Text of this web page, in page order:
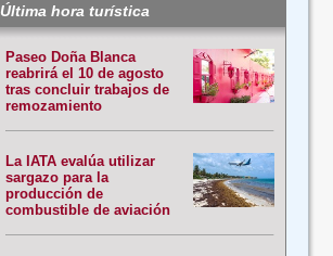
Última hora turística
Paseo Doña Blanca
reabrirá el 10 de agosto
tras concluir trabajos de
remozamiento
La IATA evalúa utilizar
sargazo para la
producción de
combustible de aviación